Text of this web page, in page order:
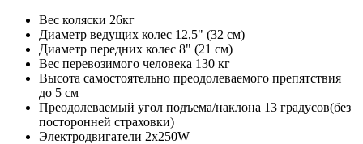
Вес коляски 26кг
Диаметр ведущих колес 12,5" (32 см)
Диаметр передних колес 8" (21 см)
Вес перевозимого человека 130 кг
Высота самостоятельно преодолеваемого препятствия
до 5 см
Преодолеваемый угол подъема/наклона 13 градусов(без
посторонней страховки)
Электродвигатели 2х250W